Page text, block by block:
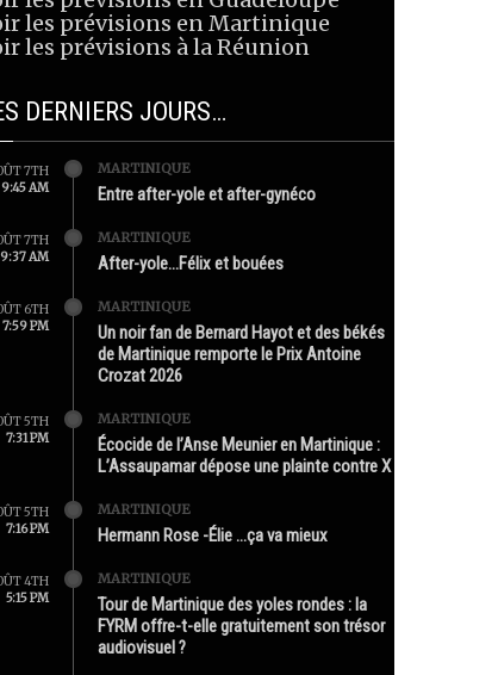
les prévisions en Martinique
les prévisions à la Réunion
DERNIERS JOURS…
7TH
9:45 AM
MARTINIQUE
Entre after-yole et after-gynéco
7TH
9:37 AM
MARTINIQUE
After-yole…Félix et bouées
6TH
7:59 PM
MARTINIQUE
Un noir fan de Bernard Hayot et des békés
de Martinique remporte le Prix Antoine
Crozat 2026
5TH
7:31 PM
MARTINIQUE
Écocide de l’Anse Meunier en Martinique :
L’Assaupamar dépose une plainte contre X
5TH
7:16 PM
MARTINIQUE
Hermann Rose -Élie …ça va mieux
4TH
5:15 PM
MARTINIQUE
Tour de Martinique des yoles rondes : la
FYRM offre-t-elle gratuitement son trésor
audiovisuel ?